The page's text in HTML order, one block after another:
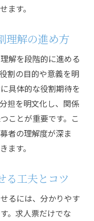
ます。
理解の進め方
解を段階的に進める
割の目的や意義を明
具体的な役割期待を
担を明文化し、関係
ことが重要です。こ
者の理解度が深ま
ます。
る工夫とコツ
るには、分かりやす
。求人票だけでな